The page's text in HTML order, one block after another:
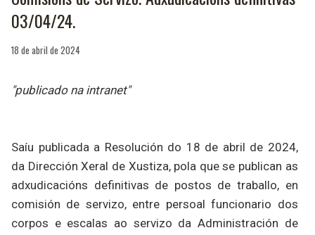
03/04/24.
18 de abril de 2024
"publicado na intranet"
Saíu publicada a Resolución do 18 de abril de 2024,
da Dirección Xeral de Xustiza, pola que se publican as
adxudicacións definitivas de postos de traballo, en
comisión de servizo, entre persoal funcionario dos
corpos e escalas ao servizo da Administración de